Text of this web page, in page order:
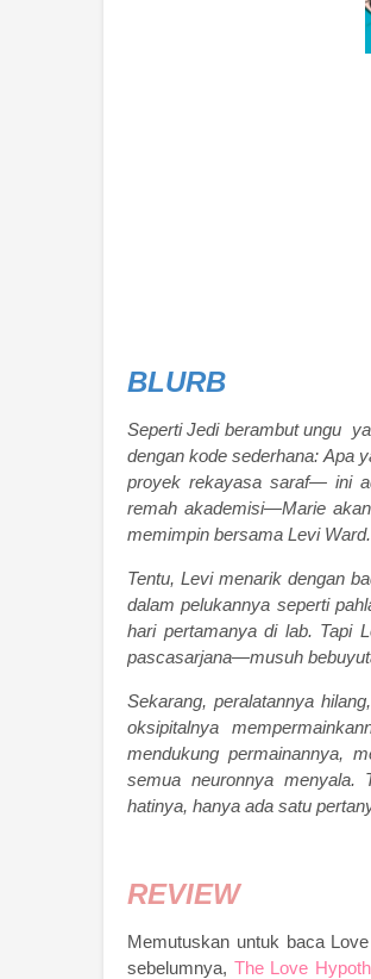
BLURB
Seperti Jedi berambut ungu
dengan kode sederhana: Apa
proyek rekayasa saraf— ini
remah akademisi—Marie
memimpin bersama Levi Ward.
Tentu, Levi menarik dengan
dalam pelukannya seperti
hari pertamanya di lab. Tapi
pascasarjana—musuh
Sekarang, peralatannya
oksipitalnya
mendukung permainannya,
semua neuronnya menyala.
hatinya, hanya ada satu
REVIEW
Memutuskan untuk baca
sebelumnya, The Love